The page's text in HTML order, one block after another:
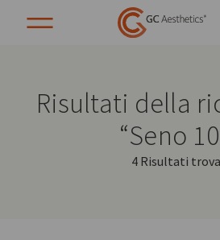
Risultati della
“Seno
4 Risultati